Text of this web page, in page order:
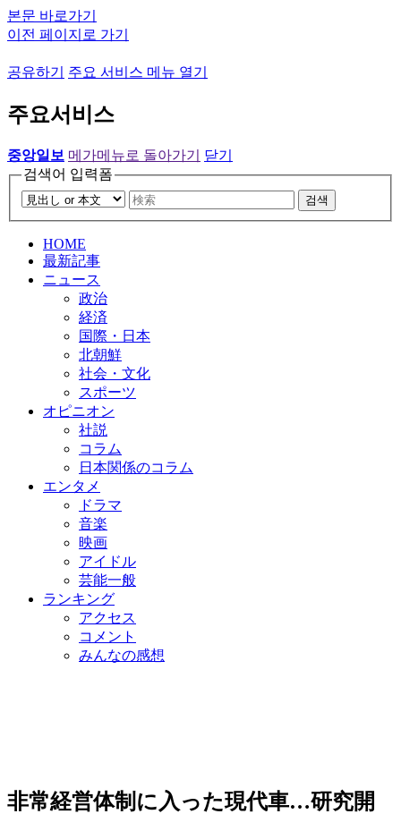
본문 바로가기
이전 페이지로 가기
공유하기 주요 서비스 메뉴 열기
주요서비스
중앙일보 메가메뉴로 돌아가기
닫기
검색어 입력폼
검색
HOME
最新記事
ニュース
政治
経済
国際・日本
北朝鮮
社会・文化
スポーツ
オピニオン
社説
コラム
日本関係のコラム
エンタメ
ドラマ
音楽
映画
アイドル
芸能一般
ランキング
アクセス
コメント
みんなの感想
非常経営体制に入った現代車…研究開